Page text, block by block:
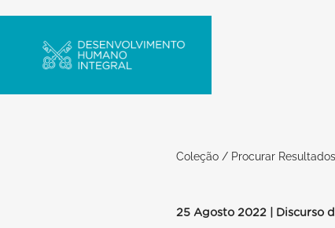
Coleção / Procurar Resultados
25 Agosto 2022 | Discurso